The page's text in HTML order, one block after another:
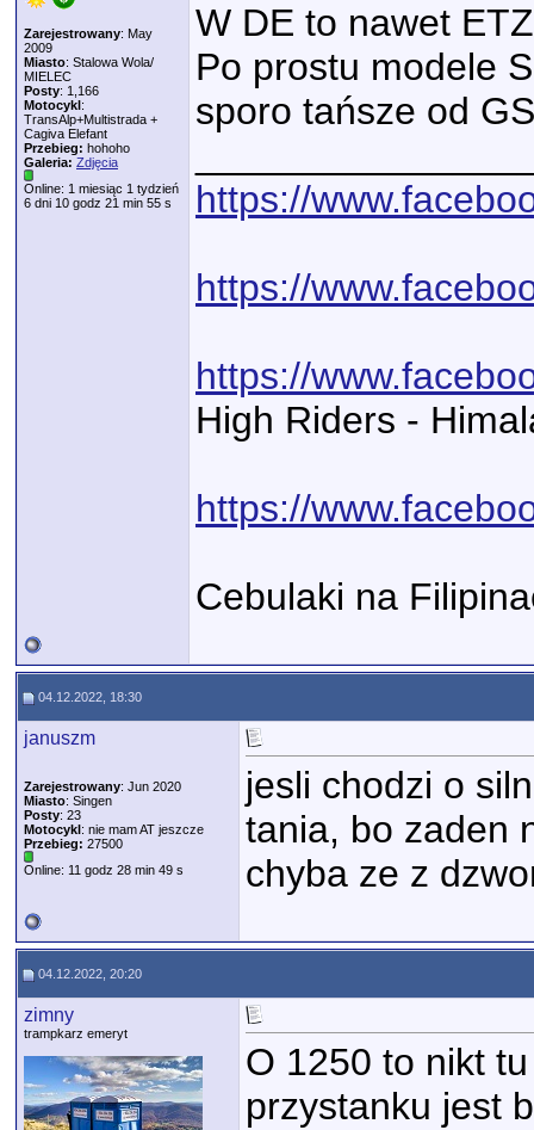
Zarejestrowany: May
2009
Miasto: Stalowa Wola/
MIELEC
Posty: 1,166
Motocykl:
TransAlp+Multistrada +
Cagiva Elefant
Przebieg: hohoho
Galeria: Zdjęcia
Online: 1 miesiąc 1 tydzień
6 dni 10 godz 21 min 55 s
W DE to nawet
Po prostu modele
sporo tańsze od GS
https://
https://
https://
High Riders -
https://
Cebulaki na
04.12.2022, 18:30
januszm
Zarejestrowany: Jun 2020
Miasto: Singen
Posty: 23
Motocykl: nie mam AT jeszcze
Przebieg: 27500
Online: 11 godz 28 min 49 s
jesli chodzi o
tania, bo zaden
chyba ze z
04.12.2022, 20:20
zimny
trampkarz emeryt
O 1250 to nikt
przystanku jest